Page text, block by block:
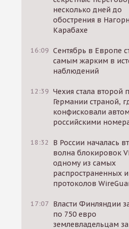
несколько дней до
обострения в
Карабахе
16:09 Сентябрь в Европе
самым жарким в
наблюдений
12:39 Чехия стала второй
Германии страной,
конфисковали
российскими
18:32
В России началась
волна блокировок
одному из самых
распространенных
протоколов
17:07 Власти Финляндии
по 750 евро
землевладельцам за